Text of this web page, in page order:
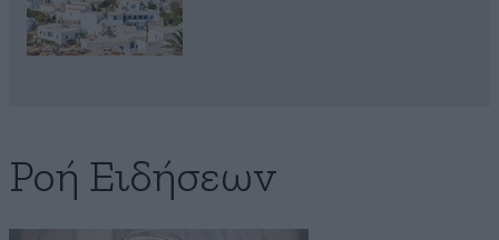
Ροή Ειδήσεων